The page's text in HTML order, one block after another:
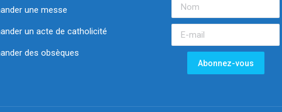
une messe
un acte de catholicité
des obsèques